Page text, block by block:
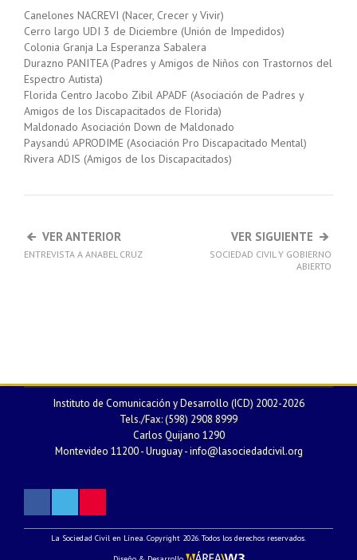
Canelones NACREVI (Nacer, Crecer y Vivir)
Cerro largo UDI 3 de Diciembre (Unión de Impedidos)
Colonia Granja La Esperanza Sabalera
Durazno PANITEA (Padres y Amigos de Niños con Trastornos del
Espectro Autista)
Florida Centro Jacobo Zibil APADF (Asociación de Padres y
Amigos de los Discapacitados de Florida)
Maldonado Asociación Down de Maldonado
Paysandú APRODIME (Asociación Pro Discapacitado Mental)
Rivera ADIS (Amigos de los Discapacitados)
VER ANTERIOR
ENTREVISTA A ANABEL CRUZ
VER SIGUIENTE
SOCIEDAD CIVIL Y GOBIERNO
ABIERTO
Instituto de Comunicación y Desarrollo (ICD) 2002-2026
Tels./Fax: (598) 2908 8999
Carlos Quijano 1290
Montevideo 11200 - Uruguay -info@lasociedadcivil.org
La Sociedad Civil en Línea. Copyright 2026. Todos los derechos reservados.